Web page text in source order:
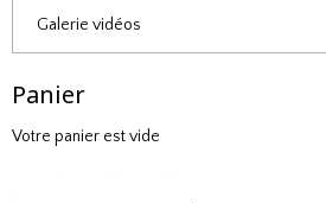
Galerie vidéos
Panier
Votre panier est vide